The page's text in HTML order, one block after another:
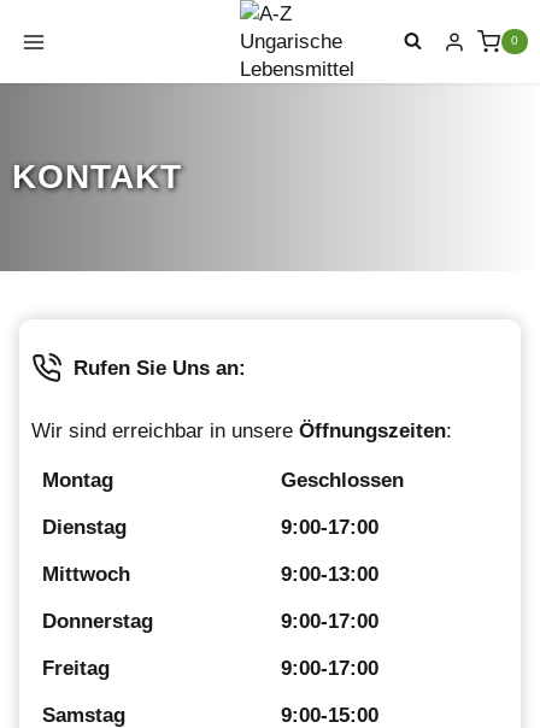
Inhalt
0
KONTAKT
Rufen Sie Uns an:
Wir sind erreichbar in unsere Öffnungszeiten:
Montag Geschlossen
Dienstag 9:00-17:00
Mittwoch 9:00-13:00
Donnerstag 9:00-17:00
Freitag 9:00-17:00
Samstag 9:00-15:00